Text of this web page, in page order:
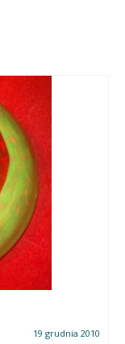
19 grudnia 2010